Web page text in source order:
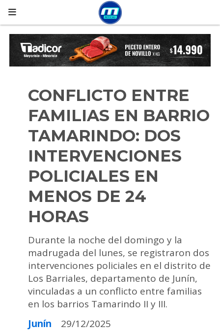
CONFLICTO ENTRE
FAMILIAS EN BARRIO
TAMARINDO: DOS
INTERVENCIONES
POLICIALES EN
MENOS DE 24
HORAS
Durante la noche del domingo y la
madrugada del lunes, se registraron dos
intervenciones policiales en el distrito de
Los Barriales, departamento de Junín,
vinculadas a un conflicto entre familias
en los barrios Tamarindo II y III.
Junín
29/12/2025